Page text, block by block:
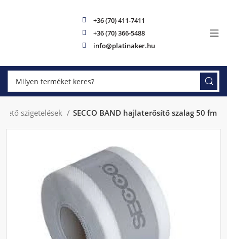
+36 (70) 411-7411
+36 (70) 366-5488
info@platinaker.hu
szigetelések SECCO BAND hajlaterősítő szalag 50 fm